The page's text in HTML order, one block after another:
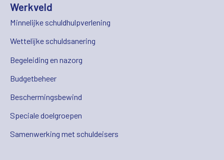
Werkveld
Minnelijke schuldhulpverlening
Wettelijke schuldsanering
Begeleiding en nazorg
Budgetbeheer
Beschermingsbewind
Speciale doelgroepen
Samenwerking met schuldeisers